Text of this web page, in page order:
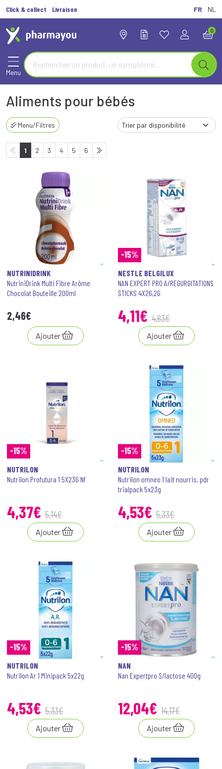
Click & collect Livraison FR NL
0
Menu
Aliments pour bébés
Menu/Filtres
1 2 3 4 5 6
NUTRINIDRINK
NutriniDrink Multi Fibre Arôme
Chocolat Bouteille 200ml
2,46€
Ajouter
-15%
NESTLE BELGILUX
NAN EXPERT PRO A/REGURGITATIONS
STICKS 4X26,2G
4,11€ 4,83€
Ajouter
-15%
NUTRILON
Nutrilon Profutura 1 5X23G Nf
4,37€ 5,14€
Ajouter
-15%
NUTRILON
Nutrilon omneo 1 lait nourris. pdr
trialpack 5x23g
4,53€ 5,33€
Ajouter
-15%
NUTRILON
Nutrilon Ar 1 Minipack 5x22g
4,53€ 5,33€
Ajouter
-15%
NAN
Nan Expertpro S/lactose 400g
12,04€ 14,17€
Ajouter